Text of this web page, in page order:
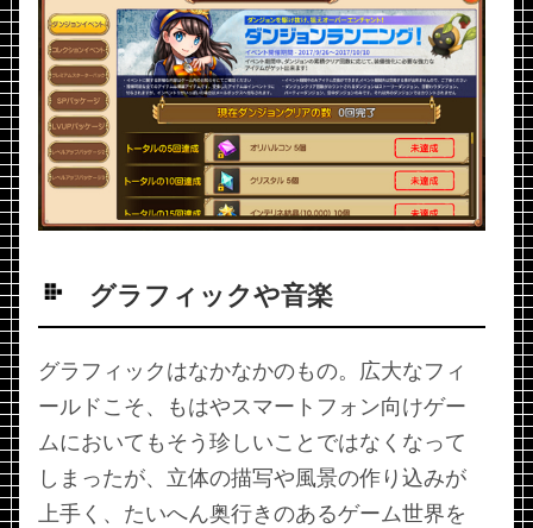
グラフィックや音楽
グラフィックはなかなかのもの。広大なフィ
ールドこそ、もはやスマートフォン向けゲー
ムにおいてもそう珍しいことではなくなって
しまったが、立体の描写や風景の作り込みが
上手く、たいへん奥行きのあるゲーム世界を